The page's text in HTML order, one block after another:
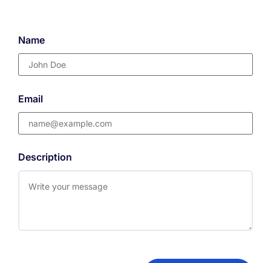
Name
Email
Description